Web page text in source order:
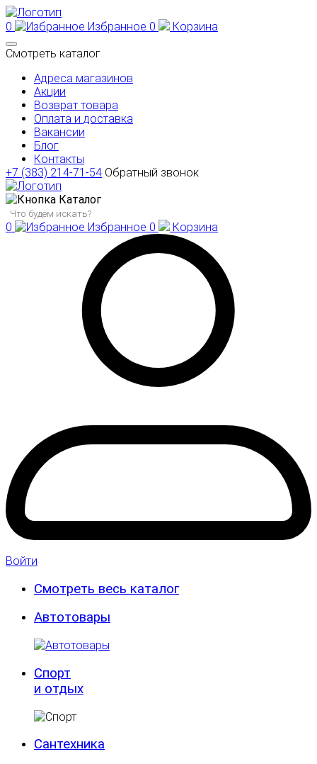
0 Избранное 0
Корзина
Смотреть каталог
Адреса магазинов
Акции
Возврат товара
Оплата и доставка
Вакансии
Блог
Контакты
+7 (383) 214-71-54 Обратный звонок
Каталог
0 Избранное 0 Корзина
Войти
Смотреть весь каталог
Автотовары
Спорт
и отдых
Сантехника